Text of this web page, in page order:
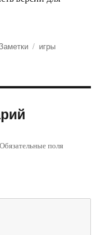
Метки
игры
Обязательные поля